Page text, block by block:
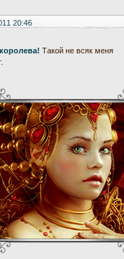
20:46
Такой не всяк меня